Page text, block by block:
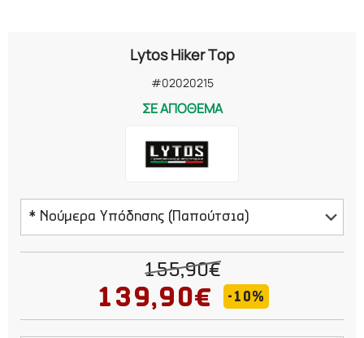
Lytos Hiker Top
#02020215
ΣΕ ΑΠΟΘΕΜΑ
* Νούμερα Υπόδησης (Παπούτσια)
40
42
155,90€
139,90€ -10%